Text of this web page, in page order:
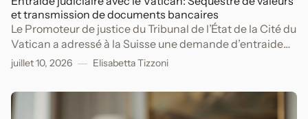
et transmission de documents bancaires
Le Promoteur de justice du Tribunal de l’État de la Cité du
Vatican a adressé à la Suisse une demande d’entraide
judiciaire dans le cadre d’une procédure pénale pour
blanchiment d’argent.
juillet 10, 2026 Elisabetta Tizzoni